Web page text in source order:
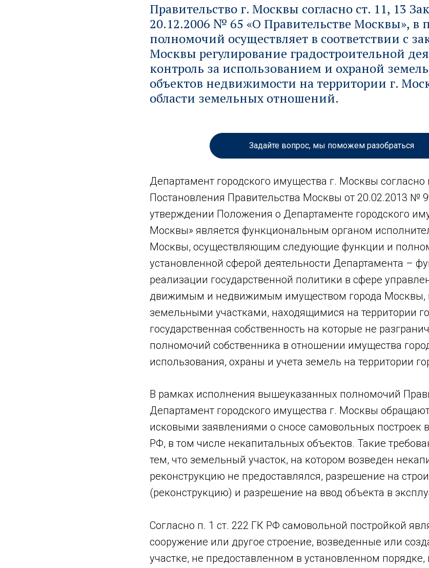
Правительство г. Москвы согласно ст. 11, 13
20.12.2006 № 65 «О Правительстве Москвы», в
полномочий осуществляет в соответствии с
Москвы регулирование градостроительной
контроль за использованием и охраной
объектов недвижимости на территории г.
области земельных отношений.
Задайте вопрос, мы поможем разобраться
Департамент городского имущества г. Москвы
Постановления Правительства Москвы от 20.02.2013 №
утверждении Положения о Департаменте городского
Москвы» является функциональным органом
Москвы, осуществляющим следующие функции и
установленной сферой деятельности Департамента –
реализации государственной политики в сфере
движимым и недвижимым имуществом города Москвы,
земельными участками, находящимися на территории
государственная собственность на которые не
полномочий собственника в отношении имущества
использования, охраны и учета земель на территории
В рамках исполнения вышеуказанных полномочий
Департамент городского имущества г. Москвы
исковыми заявлениями о сносе самовольных построек
РФ, в том числе некапитальных объектов. Такие
тем, что земельный участок, на котором возведен
реконструкцию не предоставлялся, разрешение на
(реконструкцию) и разрешение на ввод объекта в
Согласно п. 1 ст. 222 ГК РФ самовольной постройкой
сооружение или другое строение, возведенные или
участке, не предоставленном в установленном